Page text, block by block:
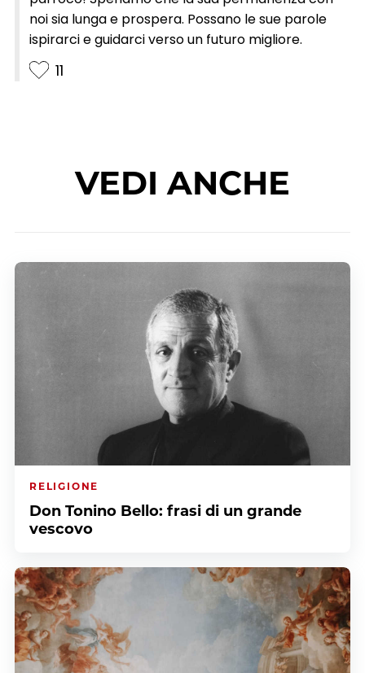
noi sia lunga e prospera. Possano le sue parole
ispirarci e guidarci verso un futuro migliore.
11
VEDI ANCHE
RELIGIONE
Don Tonino Bello: frasi di un grande
vescovo